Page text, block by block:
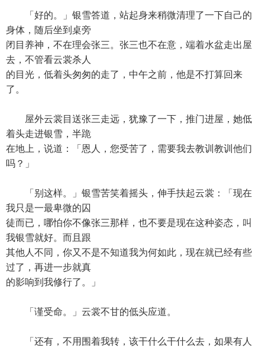
「好的。」银雪答道，站起身来稍微清理了一下自己的
身体，随后坐到桌旁
闭目养神，不在理会张三。张三也不在意，端着水盆走出屋
去，不管看云裳杀人
的目光，低着头匆匆的走了，中午之前，他是不打算回来
了。
屋外云裳目送张三走远，犹豫了一下，推门进屋，她低
着头走进银雪，半跪
在地上，说道：「恩人，您受苦了，需要我去教训教训他们
吗？」
「别这样。」银雪苦笑着摇头，伸手扶起云裳：「现在
我只是一最卑微的囚
徒而已，哪怕你不像张三那样，也不要是现在这种姿态，叫
我银雪就好。而且跟
其他人不同，你又不是不知道我为何如此，现在就已经有些
过了，再进一步就真
的影响到我修行了。」
「谨受命。」云裳不甘的低头应道。
「还有，不用围着我转，该干什么干什么去，如果有人